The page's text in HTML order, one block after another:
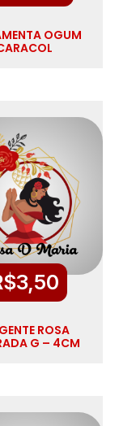
OGUM
3,50
ROSA
G – 4CM